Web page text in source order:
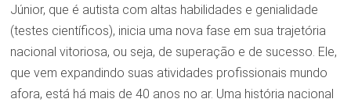
Júnior, que é autista com altas habilidades e genialidade
(testes científicos), inicia uma nova fase em sua trajetória
nacional vitoriosa, ou seja, de superação e de sucesso. Ele,
que vem expandindo suas atividades profissionais mundo
afora, está há mais de 40 anos no ar. Uma história nacional